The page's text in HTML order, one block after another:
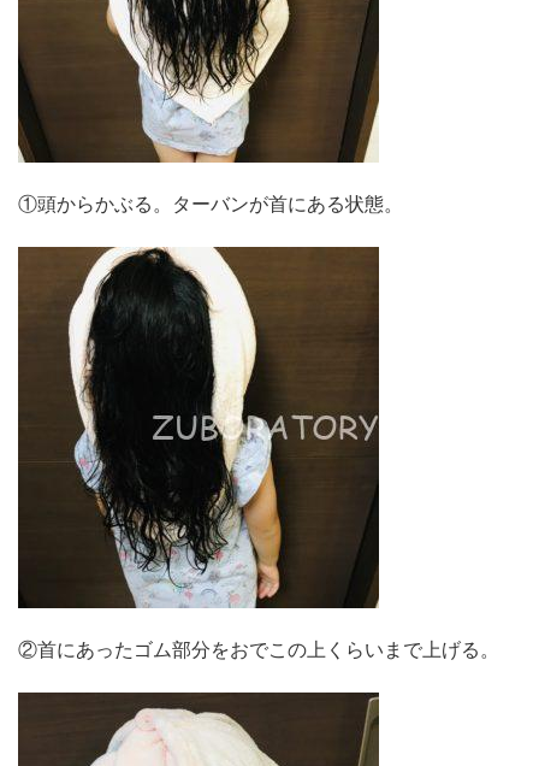
①頭からかぶる。ターバンが首にある状態。
②首にあったゴム部分をおでこの上くらいまで上げる。